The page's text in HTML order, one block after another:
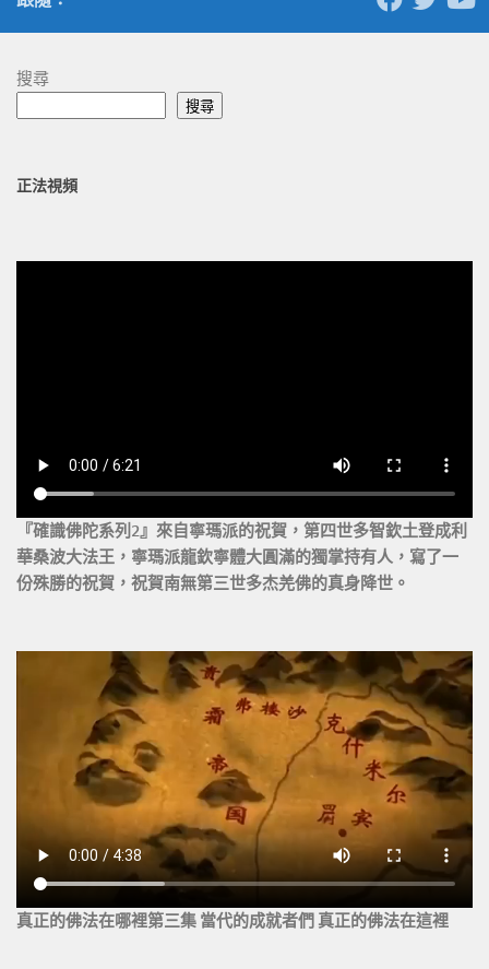
搜尋
搜尋
正法視頻
『確識佛陀系列2』來自寧瑪派的祝賀，第四世多智欽土登成利
華桑波大法王，寧瑪派龍欽寧體大圓滿的獨掌持有人，寫了一
份殊勝的祝賀，祝賀南無第三世多杰羌佛的真身降世。
真正的佛法在哪裡第三集 當代的成就者們 真正的佛法在這裡